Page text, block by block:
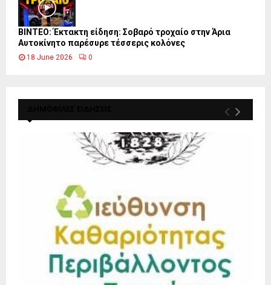
ΒΙΝΤΕΟ: Έκτακτη είδηση: Σοβαρό τροχαίο στην Άρια
Αυτοκίνητο παρέσυρε τέσσερις κολόνες
18 June 2026 0